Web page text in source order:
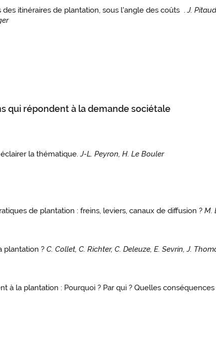
itinéraires de plantation, sous l'angle des coûts . J.
qui répondent à la demande sociétale
la thématique.J-L. Peyron, H. Le Bouler
de plantation : freins, leviers, canaux de diffusion ?M.
plantation ?C. Collet, C. Richter, C. Deleuze, E. Sevrin, J.
à la plantation : Pourquoi ? Par qui ? Quelles